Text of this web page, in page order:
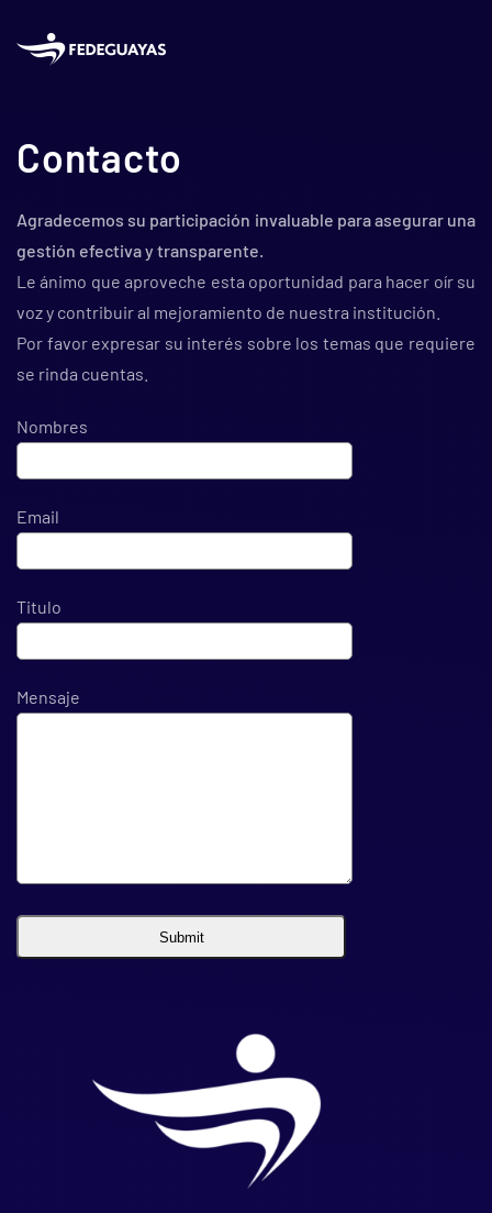
Skip to main content
Contacto
Agradecemos su participación invaluable para asegurar una
gestión efectiva y transparente.
Le ánimo que aproveche esta oportunidad para hacer oír su
voz y contribuir al mejoramiento de nuestra institución.
Por favor expresar su interés sobre los temas que requiere
se rinda cuentas.
Nombres
Email
Titulo
Mensaje